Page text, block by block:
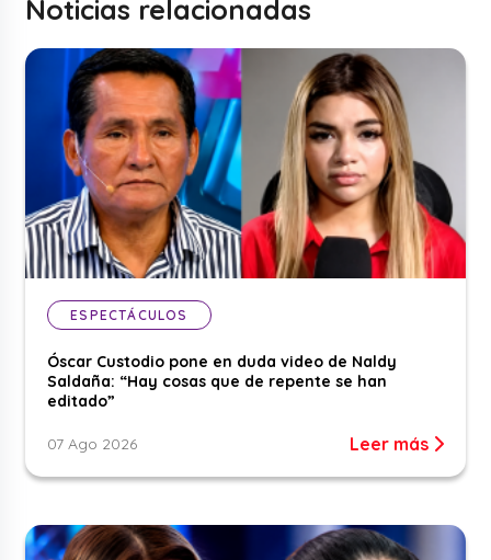
Noticias relacionadas
ESPECTÁCULOS
Óscar Custodio pone en duda video de Naldy
Saldaña: “Hay cosas que de repente se han
editado”
07 Ago 2026 Leer más